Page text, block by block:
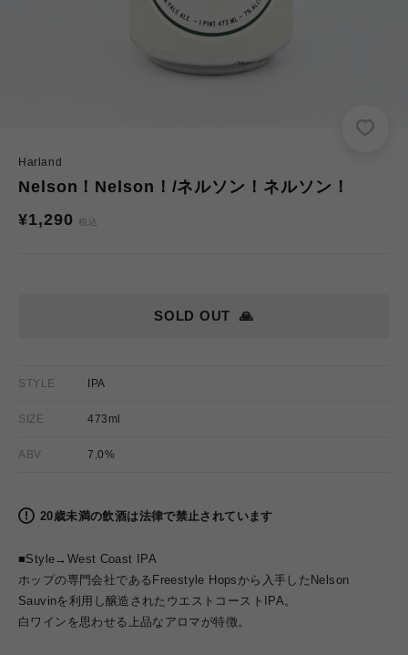
Harland
Nelson！Nelson！/ネルソン！ネルソン！
通
¥1,290 税込
🙏
SOLD OUT
STYLE IPA
SIZE 473ml
ABV 7.0%
20歳未満の飲酒は法律で禁止されています
■Style→West Coast IPA
ホップの専門会社であるFreestyle Hopsから入手したNelson
Sauvinを利用し醸造されたウエストコーストIPA。
白ワインを思わせる上品なアロマが特徴。